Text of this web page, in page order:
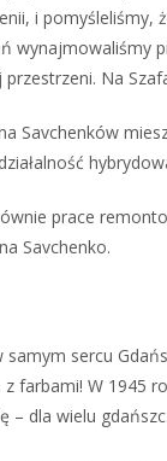
i pomyśleliśmy,
wynajmowaliśmy
Na
Savchenków
prace
Savchenko.
samym sercu
W 1945
– dla wielu